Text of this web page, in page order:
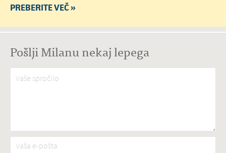
PREBERITE VEČ »
Pošlji Milanu nekaj lepega
Vaše spročilo*
Vaša e-pošta*